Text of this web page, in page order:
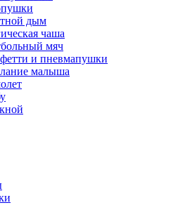
дым
чаша
мяч
и пневмапушки
малыша